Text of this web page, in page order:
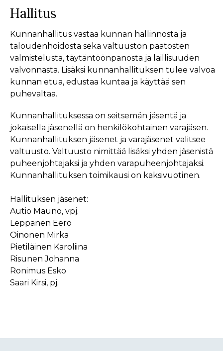
Hallitus
Kunnanhallitus vastaa kunnan hallinnosta ja
taloudenhoidosta sekä valtuuston päätösten
valmistelusta, täytäntöönpanosta ja laillisuuden
valvonnasta. Lisäksi kunnanhallituksen tulee valvoa
kunnan etua, edustaa kuntaa ja käyttää sen
puhevaltaa.
Kunnanhallituksessa on seitsemän jäsentä ja
jokaisella jäsenellä on henkilökohtainen varajäsen.
Kunnanhallituksen jäsenet ja varajäsenet valitsee
valtuusto. Valtuusto nimittää lisäksi yhden jäsenistä
puheenjohtajaksi ja yhden varapuheenjohtajaksi.
Kunnanhallituksen toimikausi on kaksivuotinen.
Hallituksen jäsenet:
Autio Mauno, vpj.
Leppänen Eero
Oinonen Mirka
Pietiläinen Karoliina
Risunen Johanna
Ronimus Esko
Saari Kirsi, pj.